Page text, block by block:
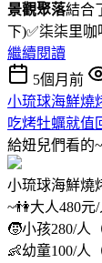
景觀聚落結合
下)✅️柒柒里咖
繼續閱讀
5個月前
小琉球海鮮燒
吃烤牡蠣就值
給妞兒們看的~
小琉球海鮮燒
~👫大人480元
🧒小孩280/人
👶幼童100/人